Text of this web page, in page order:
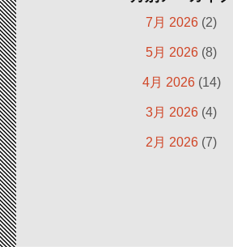
7月 2026 (2)
5月 2026 (8)
4月 2026(14)
3月 2026 (4)
2月 2026 (7)